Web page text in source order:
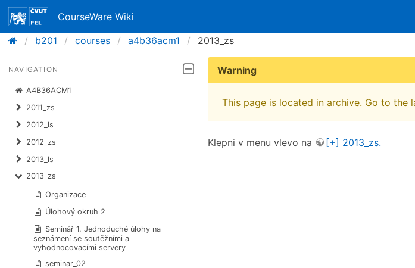
CourseWare Wiki
b201
courses a4b36acm1 2013_zs
NAVIGATION
A4B36ACM1
2011_zs
2012_ls
2012_zs
2013_ls
2013_zs
Organizace
Úlohový okruh 2
Seminář 1. Jednoduché úlohy na
seznámení se soutěžními a
vyhodnocovacími servery
seminar_02
Warning
This page is located in archive. Go to the
Klepni v menu vlevo na [+] 2013_zs.